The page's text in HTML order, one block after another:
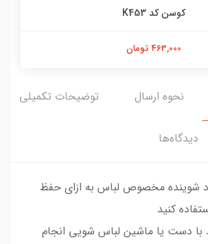
کوسن کد K453
463,000 تومان
نحوه ارسال توضیحات تکمیلی
دیدگاه‌ها
شوینده مخصوص لباس به ازای حفظ
کنید
دست یا ماشین لباس شویی انجام